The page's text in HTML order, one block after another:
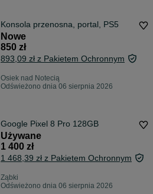
Konsola przenosna, portal, PS5
Nowe
850 zł
893,09 zł z Pakietem Ochronnym
Osiek nad Notecią
Odświeżono dnia 06 sierpnia 2026
Google Pixel 8 Pro 128GB
Używane
1 400 zł
1 468,39 zł z Pakietem Ochronnym
Ząbki
Odświeżono dnia 06 sierpnia 2026